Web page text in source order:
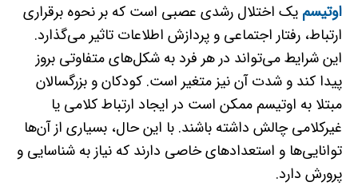
اوتیسم یک اختلال رشدی عصبی است که بر نحوه برقراری
ارتباط، رفتار اجتماعی و پردازش اطلاعات تاثیر می‌گذارد.
این شرایط می‌تواند در هر فرد به شکل‌های متفاوتی بروز
پیدا کند و شدت آن نیز متغیر است. کودکان و بزرگسالان
مبتلا به اوتیسم ممکن است در ایجاد ارتباط کلامی یا
غیرکلامی چالش داشته باشند. با این حال، بسیاری از آن‌ها
توانایی‌ها و استعدادهای خاصی دارند که نیاز به شناسایی و
پرورش دارد.